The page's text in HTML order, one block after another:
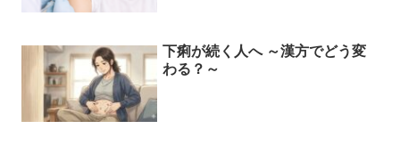
下痢が続く人へ ～漢方でどう変
わる？～